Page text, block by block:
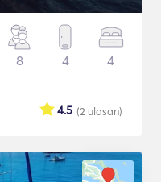
8 4 4
(2 ulasan)
4.5